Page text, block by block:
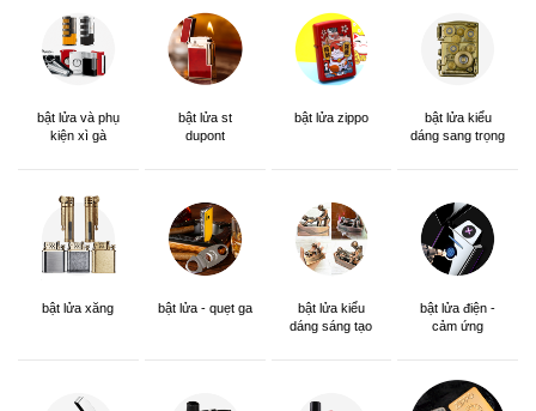
bật lửa và phụ
kiện xì gà
bật lửa st
dupont
bật lửa zippo
bật lửa kiểu
dáng sang trọng
bật lửa xăng bật lửa - quẹt ga
bật lửa kiểu
dáng sáng tạo
bật lửa điện -
cảm ứng